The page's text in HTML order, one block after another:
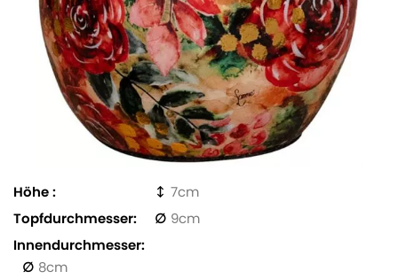
Höhe
7
Topfdurchmesser
9
Innendurchmesser
8